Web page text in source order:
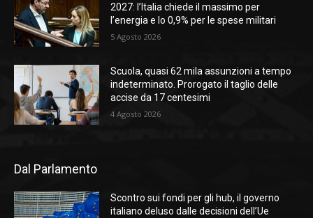
2027: l’Italia chiede il massimo per
l’energia e lo 0,9% per le spese militari
5 Agosto 2026
Scuola, quasi 62 mila assunzioni a tempo
indeterminato. Prorogato il taglio delle
accise da 17 centesimi
4 Agosto 2026
Dal Parlamento
Scontro sui fondi per gli hub, il governo
italiano deluso dalle decisioni dell’Ue